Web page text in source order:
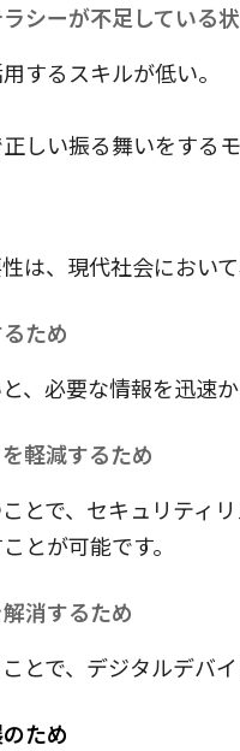
シーが不足している
するスキルが低い。
しい振る舞いをする
は、現代社会におい
ため
、必要な情報を迅速
軽減するため
とで、セキュリティ
とが可能です。
消するため
とで、デジタルデバ
ため